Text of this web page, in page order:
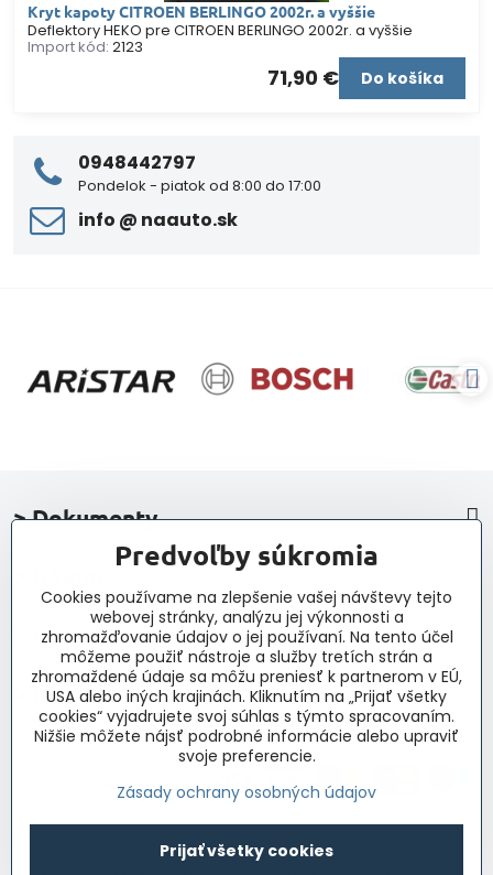
Kryt kapoty CITROEN BERLINGO 2002r. a vyššie
Deflektory HEKO pre CITROEN BERLINGO 2002r. a vyššie
Import kód: 2123
71,90 € Do košíka
0948442797
Pondelok - piatok od 8:00 do 17:00
info ​@ naauto​.sk
> Dokumenty
> Kontakt a navigácia
> Novinky, články, príspevky
©2026Copyright
Predvoľby súkromia
Cookies používame na zlepšenie vašej návštevy tejto
webovej stránky, analýzu jej výkonnosti a
zhromažďovanie údajov o jej používaní. Na tento účel
môžeme použiť nástroje a služby tretích strán a
zhromaždené údaje sa môžu preniesť k partnerom v EÚ,
USA alebo iných krajinách. Kliknutím na „Prijať všetky
cookies“ vyjadrujete svoj súhlas s týmto spracovaním.
Nižšie môžete nájsť podrobné informácie alebo upraviť
svoje preferencie.
Zásady ochrany osobných údajov
Prijať všetky cookies